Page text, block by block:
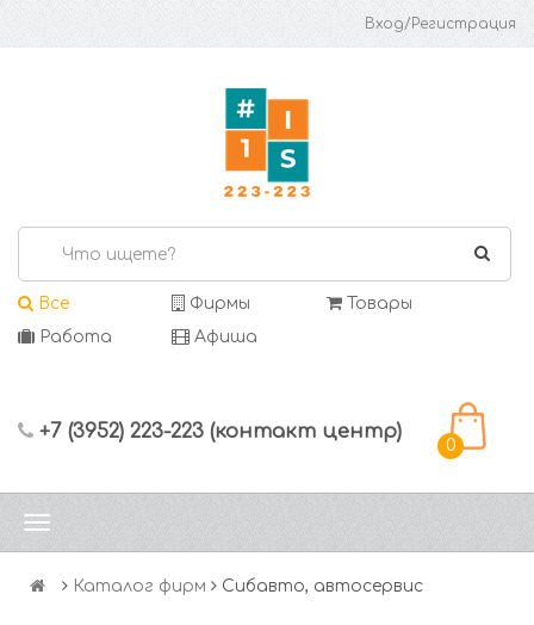
Вход/Регистрация
Все Фирмы
Товары
Работа
Афиша
+7 (3952) 223-223 (контакт центр)
0
Каталог фирм Сибавто, автосервис